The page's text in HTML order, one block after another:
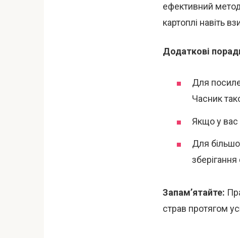
ефективний
картоплі навіть
Додаткові
Для
Часник
Якщо у вас
Для
Запам’ятайте:
страв протягом